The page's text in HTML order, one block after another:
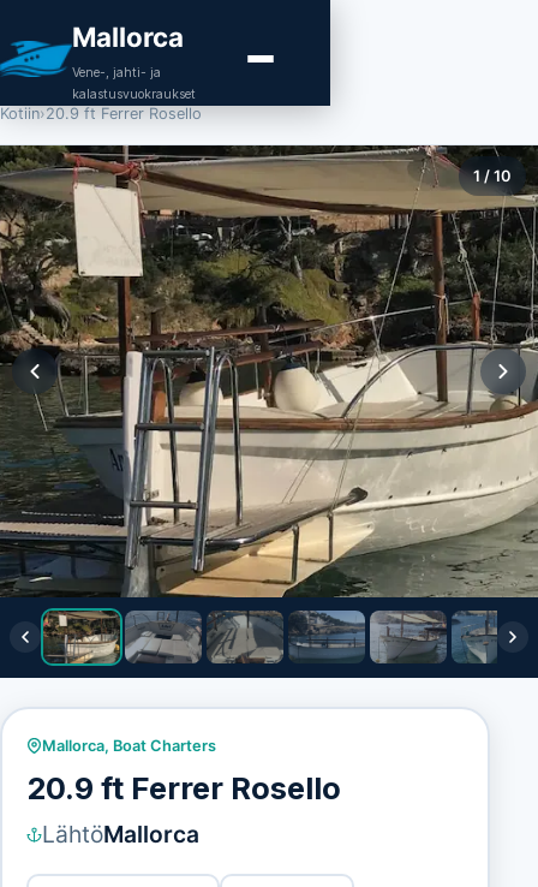
Mallorca
Vene-, jahti- ja
kalastusvuokraukset
Kotiin›20.9 ft Ferrer Rosello
1/10
Mallorca, Boat Charters
20.9 ft Ferrer Rosello
LähtöMallorca